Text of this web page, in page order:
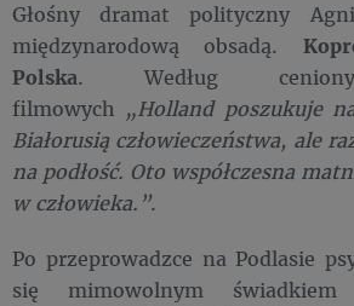
Głośny dramat polityczny
międzynarodową obsadą.
Polska. Według
filmowych „Holland poszukuje
Białorusią człowieczeństwa, ale
na podłość. Oto współczesna
w człowieka.”.
Po przeprowadzce na Podlasie
się mimowolnym